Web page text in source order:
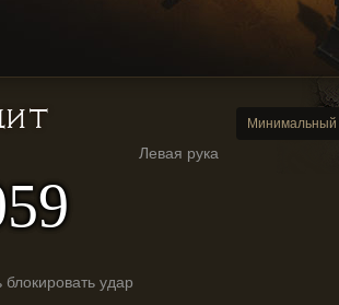
Минимальный
Левая рука
блокировать удар